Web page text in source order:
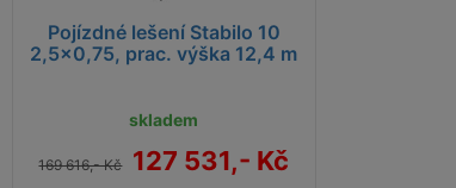
Ideální pro malířské
Pojízdné lešení Stabilo 10
2,5x0,75, prac. výška 12,4 m
skladem
169 616,- Kč 127 531,- Kč